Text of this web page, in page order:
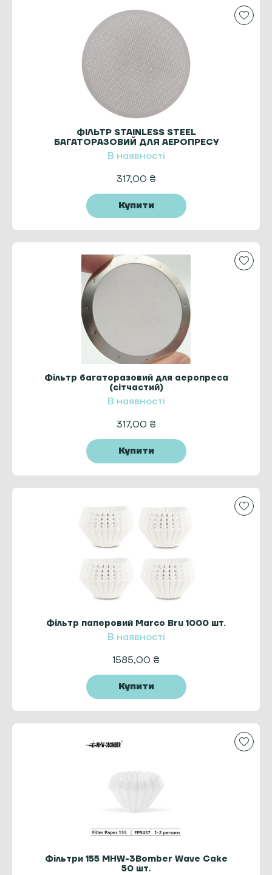
ФІЛЬТР STAINLESS STEEL
БАГАТОРАЗОВИЙ ДЛЯ АЕРОПРЕСУ
В наявності
317,00 ₴
Купити
Фільтр багаторазовий для аеропреса
(сітчастий)
В наявності
317,00 ₴
Купити
Фільтр паперовий Marco Bru 1000 шт.
В наявності
1585,00 ₴
Купити
Фільтри 155 MHW-3Bomber Wave Cake
50 шт.